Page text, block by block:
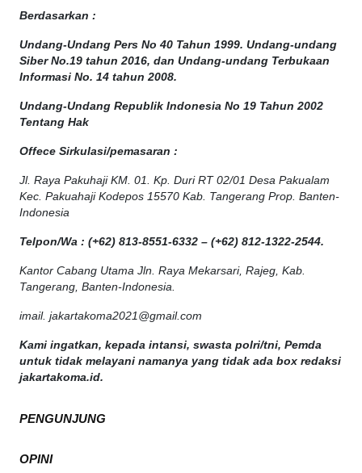
Berdasarkan :
Undang-Undang Pers No 40 Tahun 1999. Undang-undang
Siber No.19 tahun 2016, dan Undang-undang Terbukaan
Informasi No. 14 tahun 2008.
Undang-Undang Republik Indonesia No 19 Tahun 2002
Tentang Hak
Offece Sirkulasi/pemasaran :
Jl. Raya Pakuhaji KM. 01. Kp. Duri RT 02/01 Desa Pakualam
Kec. Pakuahaji Kodepos 15570 Kab. Tangerang Prop. Banten-
Indonesia
Telpon/Wa : (+62) 813-8551-6332 – (+62) 812-1322-2544.
Kantor Cabang Utama Jln. Raya Mekarsari, Rajeg, Kab.
Tangerang, Banten-Indonesia.
imail. jakartakoma2021@gmail.com
Kami ingatkan, kepada intansi, swasta polri/tni, Pemda
untuk tidak melayani namanya yang tidak ada box redaksi
jakartakoma.id.
PENGUNJUNG
OPINI